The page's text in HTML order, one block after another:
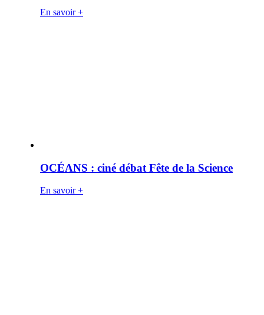
En savoir +
OCÉANS : ciné débat Fête de la Science
En savoir +